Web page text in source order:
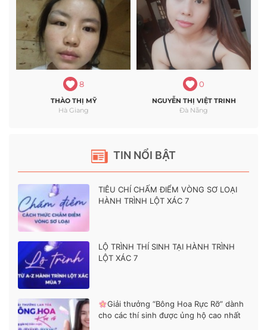
TIN NỔI BẬT
TIÊU CHÍ CHẤM ĐIỂM VÒNG SƠ LOẠI
HÀNH TRÌNH LỘT XÁC 7
LỘ TRÌNH THÍ SINH TẠI HÀNH TRÌNH
LỘT XÁC 7
Giải thưởng “Bông Hoa Rực Rỡ” dành
cho các thí sinh được ủng hộ cao nhất
8
THÀO THỊ MỸ
Hà Giang
0
NGUYỄN THỊ VIỆT TRINH
Đà Nẵng